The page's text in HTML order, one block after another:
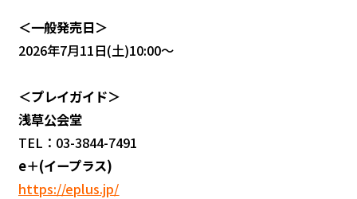
＜一般発売日＞
2026年7月11日(土)10:00～
＜プレイガイド＞
浅草公会堂
TEL：03-3844-7491
e＋(イープラス)
https://eplus.jp/